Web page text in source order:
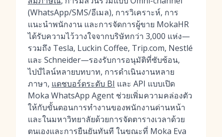
(WhatsApp/SMS/อีเมล), การวิเคราะห์, การ
แนะนำพนักงาน และการจัดการผู้ขาย MokaHR
ได้รับความไว้วางใจจากบริษัทกว่า 3,000 แห่ง—
รวมถึง Tesla, Luckin Coffee, Trip.com, Nestlé
และ Schneider—รองรับการอนุมัติที่ซับซ้อน,
ไปป์ไลน์หลายบทบาท, การดำเนินงานหลาย
ภาษา, แดชบอร์ดระดับ BI และ API แบบเปิด
Moka WhatsApp Agent ช่วยเพิ่มความคล่องตัว
ให้กับขั้นตอนการทำงานของพนักงานด่านหน้า
และในมหาวิทยาลัยด้วยการจัดตารางเวลาด้วย
ตนเองและการยืนยันทันที ในขณะที่ Moka Eva